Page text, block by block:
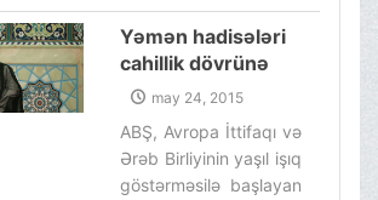
mövzunu qınaq
obyektinə çevirdi.
Amma bəşərin nə
qədər xəbərsiz və
sadə olduğunu güman
edirlər?!‌ ‌
Yəmən hadisələri
cahillik dövrünə
dönüşdür. Qərbin
“insan hüquqları”
şüarına
aldanmayaq!
may 24, 2015
ABŞ, Avropa İttifaqı və
Ərəb Birliyinin yaşıl işıq
göstərməsilə başlayan